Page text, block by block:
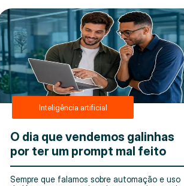
Inteligência artificial
O dia que vendemos galinhas
por ter um prompt mal feito
Sempre que falamos sobre automação e uso